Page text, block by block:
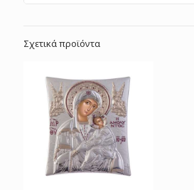
Σχετικά προϊόντα